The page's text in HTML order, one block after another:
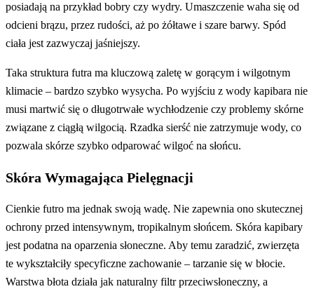
posiadają na przykład bobry czy wydry. Umaszczenie waha się od
odcieni brązu, przez rudości, aż po żółtawe i szare barwy. Spód
ciała jest zazwyczaj jaśniejszy.
Taka struktura futra ma kluczową zaletę w gorącym i wilgotnym
klimacie – bardzo szybko wysycha. Po wyjściu z wody kapibara nie
musi martwić się o długotrwałe wychłodzenie czy problemy skórne
związane z ciągłą wilgocią. Rzadka sierść nie zatrzymuje wody, co
pozwala skórze szybko odparować wilgoć na słońcu.
Skóra Wymagająca Pielęgnacji
Cienkie futro ma jednak swoją wadę. Nie zapewnia ono skutecznej
ochrony przed intensywnym, tropikalnym słońcem. Skóra kapibary
jest podatna na oparzenia słoneczne. Aby temu zaradzić, zwierzęta
te wykształciły specyficzne zachowanie – tarzanie się w błocie.
Warstwa błota działa jak naturalny filtr przeciwsłoneczny, a